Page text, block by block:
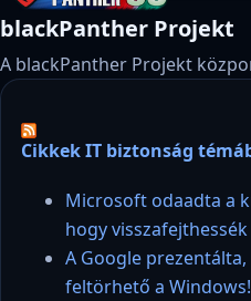
blackPanther Projekt
A blackPanther Projekt
Cikkek IT biztonság
Microsoft odaadta a
hogy
A Google
feltörhető a Windows!